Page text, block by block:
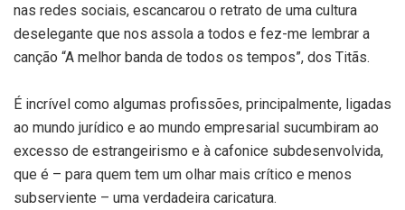
nas redes sociais, escancarou o retrato de uma cultura
deselegante que nos assola a todos e fez-me lembrar a
canção “A melhor banda de todos os tempos”, dos Titãs.
É incrível como algumas profissões, principalmente, ligadas
ao mundo jurídico e ao mundo empresarial sucumbiram ao
excesso de estrangeirismo e à cafonice subdesenvolvida,
que é – para quem tem um olhar mais crítico e menos
subserviente – uma verdadeira caricatura.